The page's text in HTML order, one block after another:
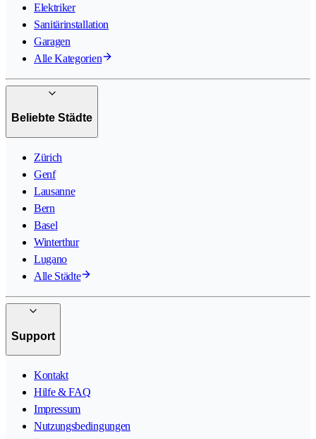
Elektriker
Sanitärinstallation
Garagen
Alle Kategorien
Beliebte Städte
Zürich
Genf
Lausanne
Bern
Basel
Winterthur
Lugano
Alle Städte
Support
Kontakt
Hilfe & FAQ
Impressum
Nutzungsbedingungen